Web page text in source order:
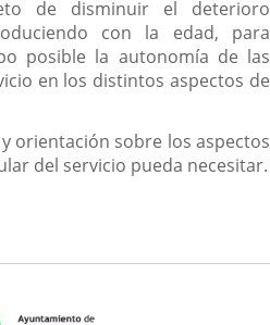
de disminuir el deterioro
con la edad, para
posible la autonomía de las
en los distintos aspectos de
orientación sobre los aspectos
del servicio pueda necesitar.